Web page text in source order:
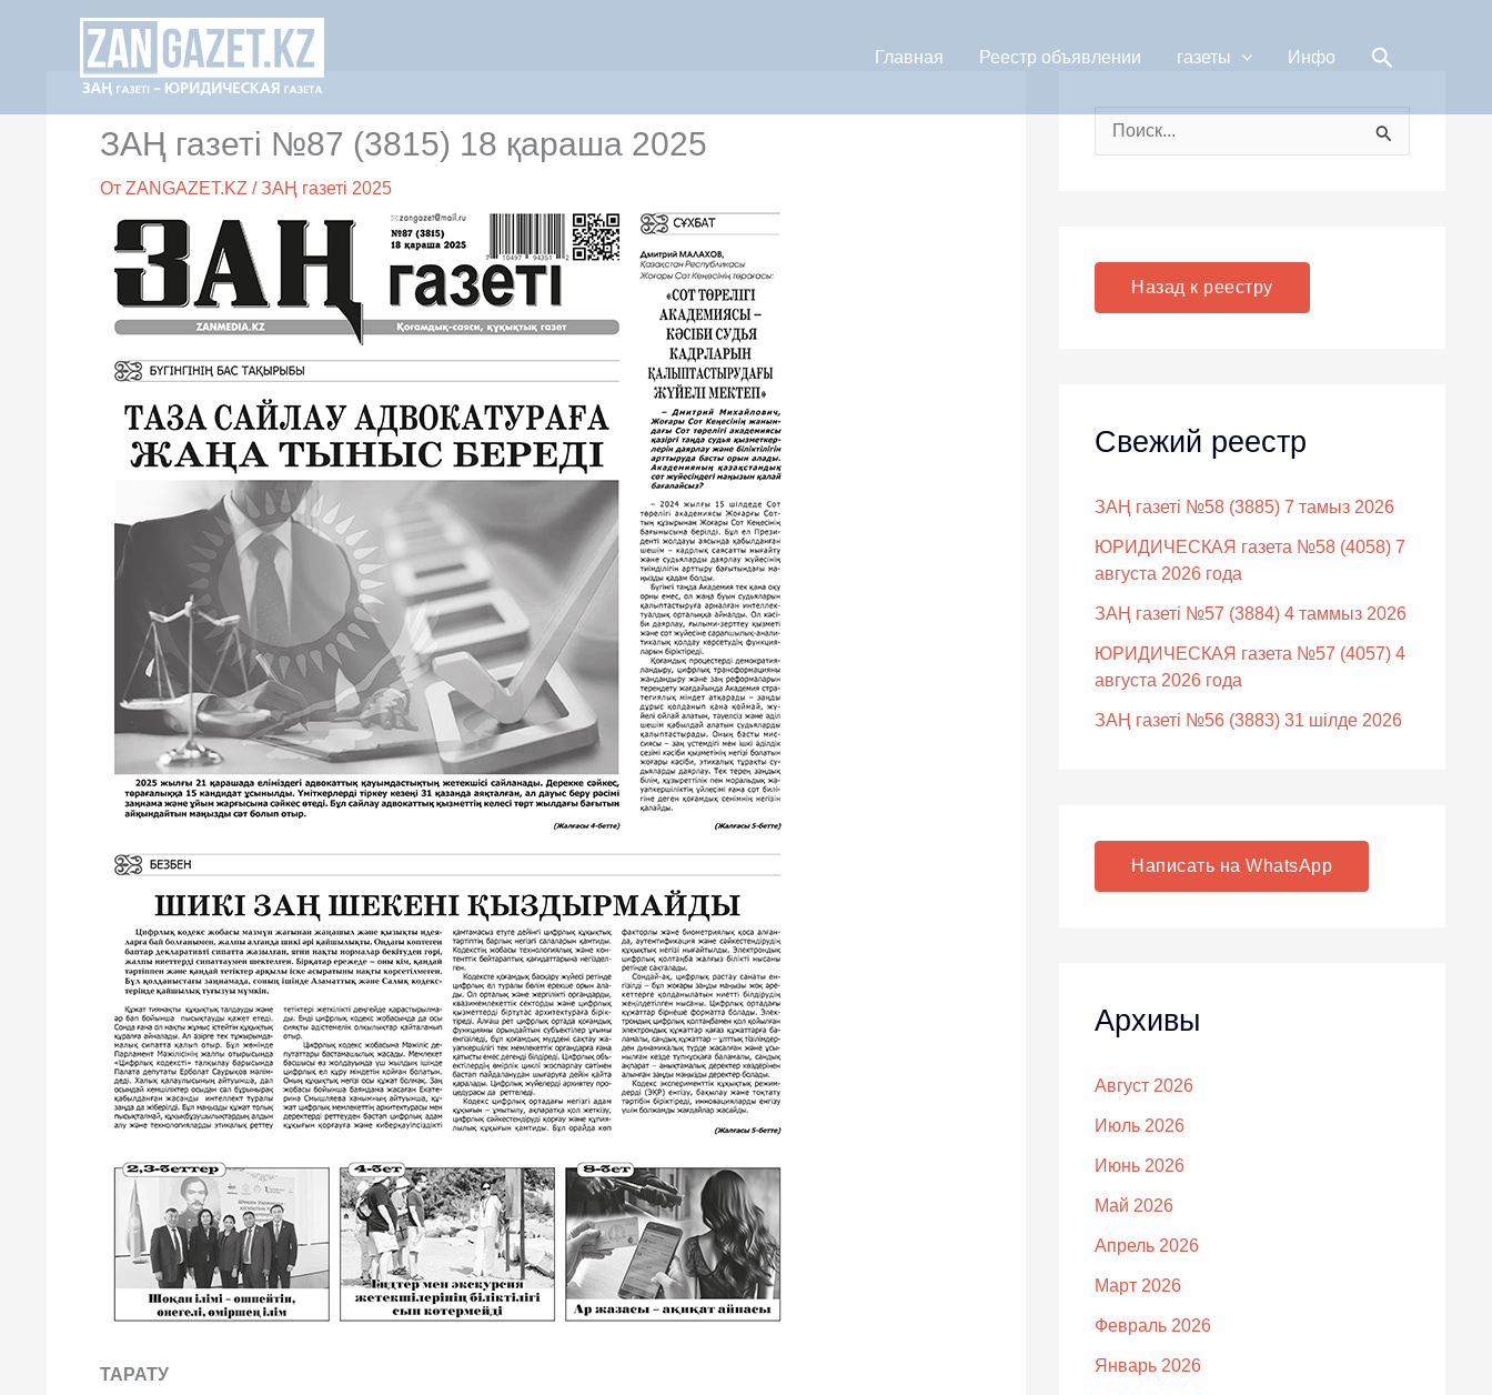
содержимому
Главная Реестр объявлении газеты Инфо Поиск
ЗАҢ газеті №87 (3815) 18 қараша 2025
От ZANGAZET.KZ /ЗАҢ газеті 2025
ТАРАТУ
:
Назад к реестру
Свежий реестр
ЗАҢ газеті №58 (3885) 7 тамыз 2026
ЮРИДИЧЕСКАЯ газета №58 (4058) 7
августа 2026 года
ЗАҢ газеті №57 (3884) 4 таммыз 2026
ЮРИДИЧЕСКАЯ газета №57 (4057) 4
августа 2026 года
ЗАҢ газеті №56 (3883) 31 шілде 2026
Написать на WhatsApp
Архивы
Август 2026
Июль 2026
Июнь 2026
Май 2026
Апрель 2026
Март 2026
Февраль 2026
Январь 2026